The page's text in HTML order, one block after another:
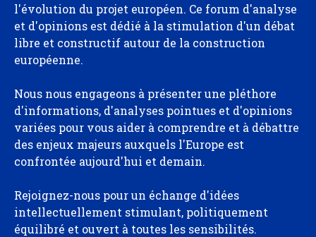
l'évolution du projet européen. Ce forum d'analyse
et d'opinions est dédié à la stimulation d'un débat
libre et constructif autour de la construction
européenne.
Nous nous engageons à présenter une pléthore
d'informations, d'analyses pointues et d'opinions
variées pour vous aider à comprendre et à débattre
des enjeux majeurs auxquels l'Europe est
confrontée aujourd'hui et demain.
Rejoignez-nous pour un échange d'idées
intellectuellement stimulant, politiquement
équilibré et ouvert à toutes les sensibilités.